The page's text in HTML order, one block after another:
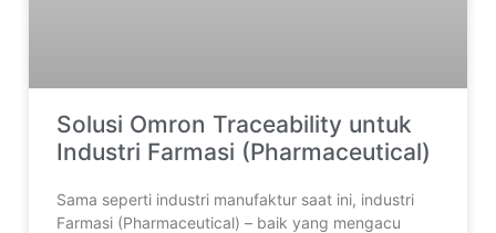
Solusi Omron Traceability untuk
Industri Farmasi (Pharmaceutical)
Sama seperti industri manufaktur saat ini, industri
Farmasi (Pharmaceutical) – baik yang mengacu